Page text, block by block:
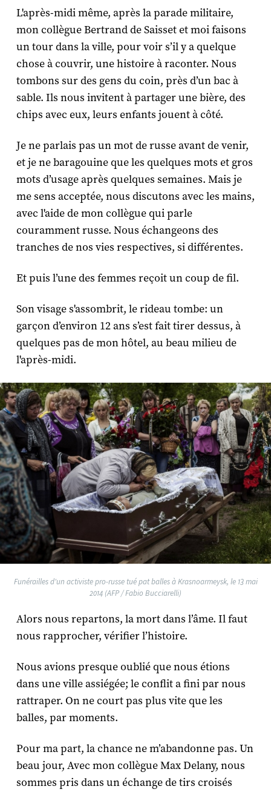
L'après-midi même, après la parade militaire,
mon collègue Bertrand de Saisset et moi faisons
un tour dans la ville, pour voir s’il y a quelque
chose à couvrir, une histoire à raconter. Nous
tombons sur des gens du coin, près d’un bac à
sable. Ils nous invitent à partager une bière, des
chips avec eux, leurs enfants jouent à côté.
Je ne parlais pas un mot de russe avant de venir,
et je ne baragouine que les quelques mots et gros
mots d’usage après quelques semaines. Mais je
me sens acceptée, nous discutons avec les mains,
avec l'aide de mon collègue qui parle
couramment russe. Nous échangeons des
tranches de nos vies respectives, si différentes.
Et puis l’une des femmes reçoit un coup de fil.
Son visage s'assombrit, le rideau tombe: un
garçon d’environ 12 ans s’est fait tirer dessus, à
quelques pas de mon hôtel, au beau milieu de
l'après-midi.
Funérailles d'un activiste pro-russe tué pat balles à Krasnoarmeysk, le 13 mai
2014 (AFP / Fabio Bucciarelli)
Alors nous repartons, la mort dans l’âme. Il faut
nous rapprocher, vérifier l’histoire.
Nous avions presque oublié que nous étions
dans une ville assiégée; le conflit a fini par nous
rattraper. On ne court pas plus vite que les
balles, par moments.
Pour ma part, la chance ne m’abandonne pas. Un
beau jour, Avec mon collègue Max Delany, nous
sommes pris dans un échange de tirs croisés